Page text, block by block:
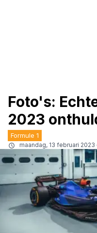
Foto's:
2023
Formule 1
maandag, 13 februari 2023